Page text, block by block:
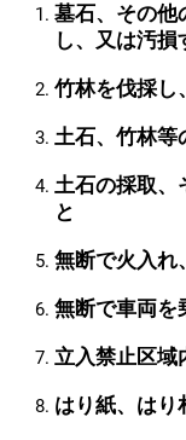
墓石、その他
し、又は汚損
竹林を伐採し
土石、竹林等
土石の採取、
と
無断で火入れ
無断で車両を
立入禁止区域
はり紙、はり